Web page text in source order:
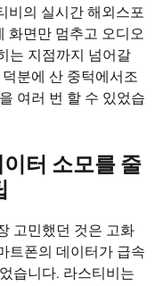
비의 실시간 해외스포
화면만 멈추고 오디오
는 지점까지 넘어갈
분에 산 중턱에서조
여러 번 할 수 있었습
터 소모를 줄
고민했던 것은 고화
트폰의 데이터가 급속
습니다. 라스티비는